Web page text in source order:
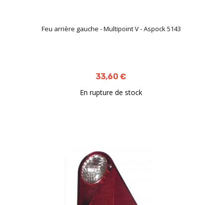
Feu arrière gauche - Multipoint V - Aspock 5143
33,60 €
En rupture de stock